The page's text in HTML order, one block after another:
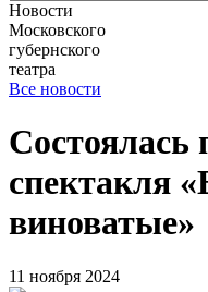
Новости
Московского
губернского
театра
Все новости
Состоялась
спектакля
виноватые»
11 ноября 2024